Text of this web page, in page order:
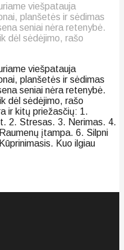
viešpatauja
planšetės ir sėdimas
seniai nėra retenybė.
dėl sėdėjimo, rašo
viešpatauja
planšetės ir sėdimas
seniai nėra retenybė.
dėl sėdėjimo, rašo
ir kitų priežasčių: 1.
2. Stresas. 3. Nerimas. 4.
įtampa. 6. Silpni
Kuo ilgiau